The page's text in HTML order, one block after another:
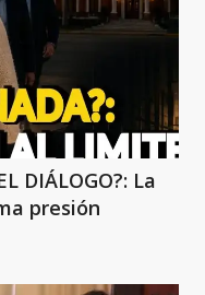
DIÁLOGO?: La
presión